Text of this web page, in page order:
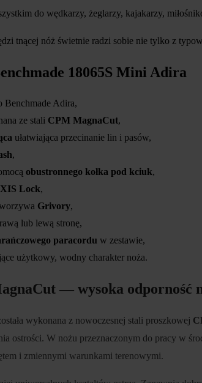
do wędkarzy, żeglarzy, kajakarzy,
tnącej nóż świetnie radzi sobie nie tylko z
18065S Mini Adira
Benchmade Adira,
ze stali CPM MagnaCut,
ułatwiająca przecinanie lin i pasów,
,
obustronnego kołka pod kciuk,
Lock,
Grivory,
lub lewą stronę,
paracordu w zestawie,
użytkowy, wodny charakter noża.
— wysoka odporność
wykonana z nowoczesnej stali proszkowej
ostrości. W nożu przeznaczonym do pracy w
i zmiennymi warunkami terenowymi.